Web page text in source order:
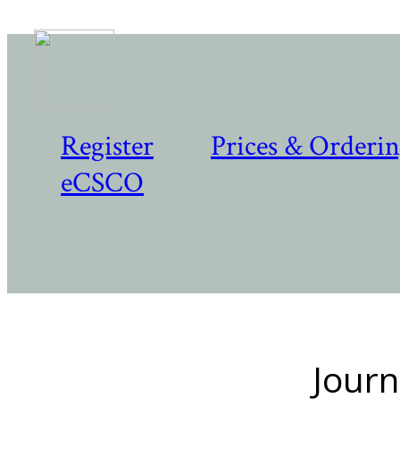
Register
Prices &
eCSCO